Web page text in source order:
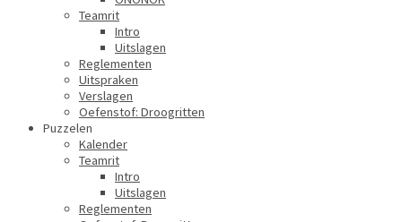
Teamrit
Intro
Uitslagen
Reglementen
Uitspraken
Verslagen
Oefenstof: Droogritten
Puzzelen
Kalender
Teamrit
Intro
Uitslagen
Reglementen